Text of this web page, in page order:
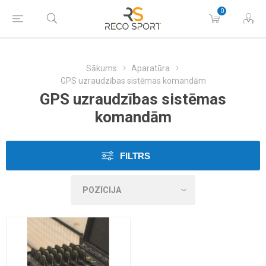
0
Sākums
Aparatūra
GPS uzraudzības sistēmas komandām
GPS uzraudzības sistēmas
komandām
FILTRS